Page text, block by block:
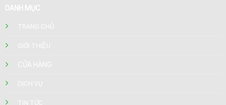
DANH MỤC
TRANG CHỦ
GIỚI THIỆU
CỬA HÀNG
DỊCH VỤ
TIN TỨC